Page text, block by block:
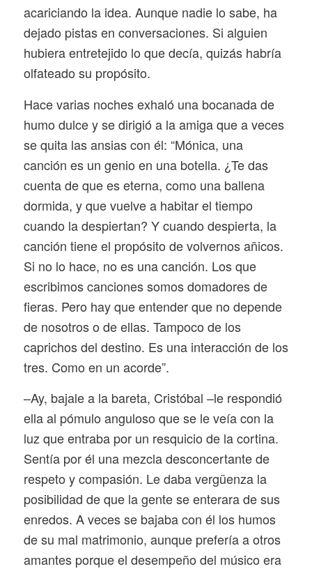
acariciando la idea. Aunque nadie lo sabe, ha
dejado pistas en conversaciones. Si alguien
hubiera entretejido lo que decía, quizás habría
olfateado su propósito.
Hace varias noches exhaló una bocanada de
humo dulce y se dirigió a la amiga que a veces
se quita las ansias con él: “Mónica, una
canción es un genio en una botella. ¿Te das
cuenta de que es eterna, como una ballena
dormida, y que vuelve a habitar el tiempo
cuando la despiertan? Y cuando despierta, la
canción tiene el propósito de volvernos añicos.
Si no lo hace, no es una canción. Los que
escribimos canciones somos domadores de
fieras. Pero hay que entender que no depende
de nosotros o de ellas. Tampoco de los
caprichos del destino. Es una interacción de los
tres. Como en un acorde”.
–Ay, bajale a la bareta, Cristóbal –le respondió
ella al pómulo anguloso que se le veía con la
luz que entraba por un resquicio de la cortina.
Sentía por él una mezcla desconcertante de
respeto y compasión. Le daba vergüenza la
posibilidad de que la gente se enterara de sus
enredos. A veces se bajaba con él los humos
de su mal matrimonio, aunque prefería a otros
amantes porque el desempeño del músico era